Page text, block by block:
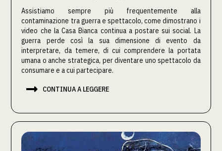
Assistiamo sempre più frequentemente alla
contaminazione tra guerra e spettacolo, come dimostrano i
video che la Casa Bianca continua a postare sui social. La
guerra perde così la sua dimensione di evento da
interpretare, da temere, di cui comprendere la portata
umana o anche strategica, per diventare uno spettacolo da
consumare e a cui partecipare.
 CONTINUA A LEGGERE